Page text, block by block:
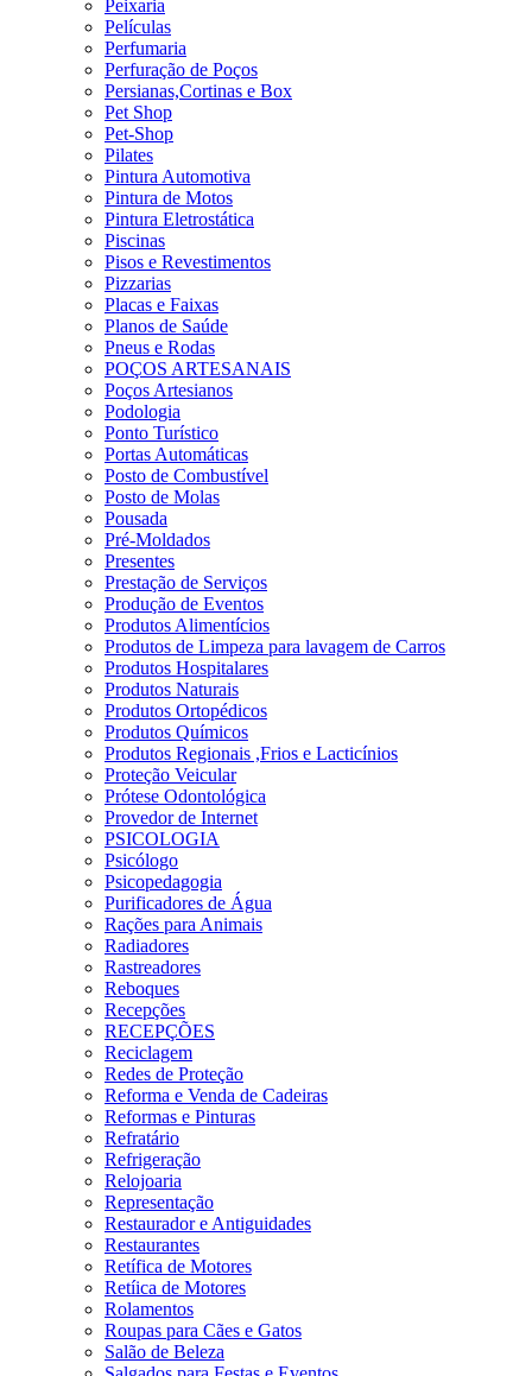
Peixaria
Películas
Perfumaria
Perfuração de Poços
Persianas,Cortinas e Box
Pet Shop
Pet-Shop
Pilates
Pintura Automotiva
Pintura de Motos
Pintura Eletrostática
Piscinas
Pisos e Revestimentos
Pizzarias
Placas e Faixas
Planos de Saúde
Pneus e Rodas
POÇOS ARTESANAIS
Poços Artesianos
Podologia
Ponto Turístico
Portas Automáticas
Posto de Combustível
Posto de Molas
Pousada
Pré-Moldados
Presentes
Prestação de Serviços
Produção de Eventos
Produtos Alimentícios
Produtos de Limpeza para lavagem de Carros
Produtos Hospitalares
Produtos Naturais
Produtos Ortopédicos
Produtos Químicos
Produtos Regionais ,Frios e Lacticínios
Proteção Veicular
Prótese Odontológica
Provedor de Internet
PSICOLOGIA
Psicólogo
Psicopedagogia
Purificadores de Água
Rações para Animais
Radiadores
Rastreadores
Reboques
Recepções
RECEPÇÕES
Reciclagem
Redes de Proteção
Reforma e Venda de Cadeiras
Reformas e Pinturas
Refratário
Refrigeração
Relojoaria
Representação
Restaurador e Antiguidades
Restaurantes
Retífica de Motores
Retíica de Motores
Rolamentos
Roupas para Cães e Gatos
Salão de Beleza